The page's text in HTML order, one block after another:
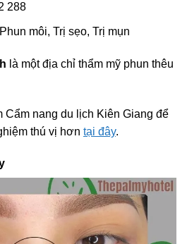
288
môi, Trị sẹo, Trị mụn
là một địa chỉ thẩm mỹ phun thêu
Cẩm nang du lịch Kiên Giang để
thú vị hơn tại đây.